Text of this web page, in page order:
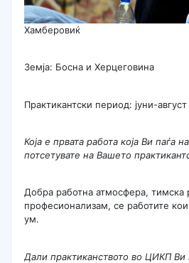
Хамберовиќ
Земја: Босна и Херцеговина
Практикантски период: јуни-
Која е првата работа која Ви паѓа
потсетувате на Вашето
Добра работна атмосфера, тимска
професионализам, се работите
ум.
Дали практиканството во ЦИКП